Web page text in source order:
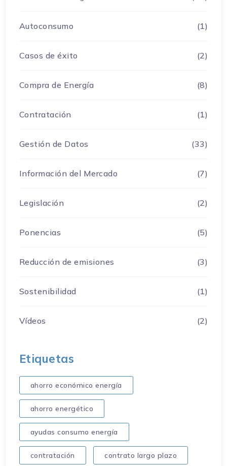
Autoconsumo (1)
Casos de éxito (2)
Compra de Energía (8)
Contratación (1)
Gestión de Datos (33)
Información del Mercado (7)
Legislación (2)
Ponencias (5)
Reducción de emisiones (3)
Sostenibilidad (1)
Vídeos (2)
Etiquetas
ahorro económico energía
ahorro energético
ayudas consumo energía
contratación contrato largo plazo